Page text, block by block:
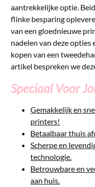
aantrekkelijke optie.
flinke besparing
van een gloednieuwe
nadelen van deze
kopen van een
artikel bespreken we
Speciaal Voor
Gemakkelijk en
printers!
Betaalbaar thuis
Scherpe en
technologie.
Betrouwbare en
aan huis.